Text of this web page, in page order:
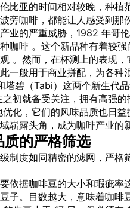
比亚的时间相对较晚，种
旁咖啡，都能让人感受到那
业的严重威胁，1982 年哥
咖啡 。这个新品种有着较
。然而，在杯测上的表现
一般用于商业拼配，为各种
碧（Tabi）这两个新生代
初就备受关注，拥有高强
化，它们的风味品质也日
崭露头角，成为咖啡产业的
的严格筛选
制度如同精密的滤网，严
依据咖啡豆的大小和瑕疵
子。目数越大，意味着咖